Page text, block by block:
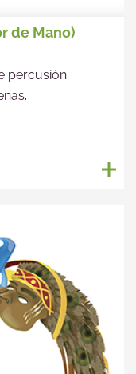
de Mano)
percusión